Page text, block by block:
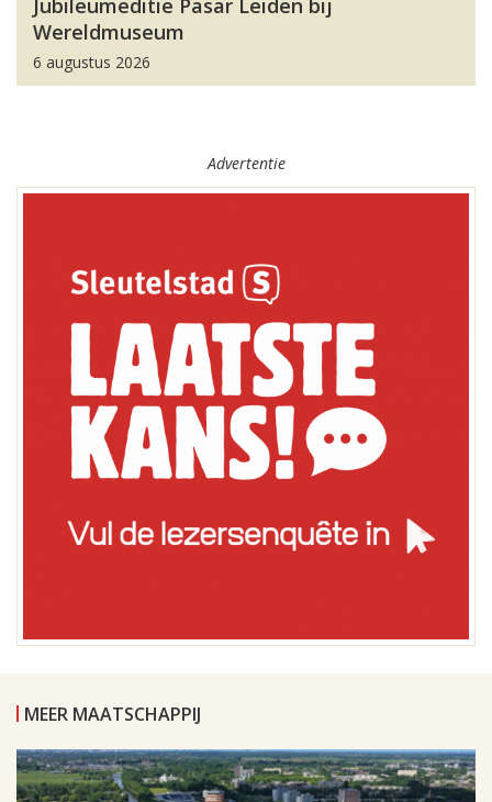
Jubileumeditie Pasar Leiden bij
Wereldmuseum
6 augustus 2026
Advertentie
MEER MAATSCHAPPIJ